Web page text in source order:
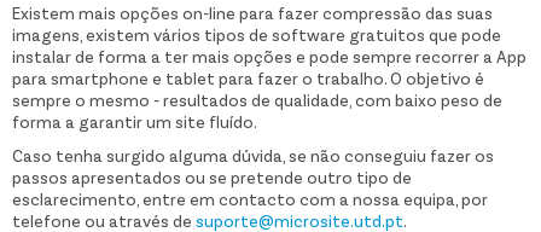
Existem mais opções on-line para fazer compressão das suas
imagens, existem vários tipos de software gratuitos que pode
instalar de forma a ter mais opções e pode sempre recorrer a App
para smartphone e tablet para fazer o trabalho. O objetivo é
sempre o mesmo - resultados de qualidade, com baixo peso de
forma a garantir um site fluído.
Caso tenha surgido alguma dúvida, se não conseguiu fazer os
passos apresentados ou se pretende outro tipo de
esclarecimento, entre em contacto com a nossa equipa, por
telefone ou através de suporte@microsite.utd.pt.